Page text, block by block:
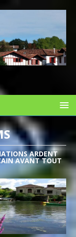
ARDENT
AVANT TOUT